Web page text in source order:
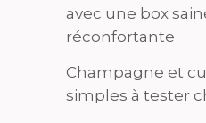
avec une box
réconfortante
Champagne et
simples à tester